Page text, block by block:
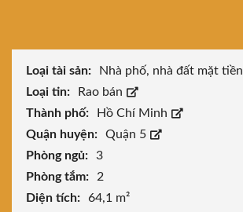
Loại tài sản:
Nhà phố, nhà đất mặt tiền
Loại tin:
Rao bán
Thành phố:
Hồ Chí Minh
Quận huyện:
Quận 5
Phòng ngủ:
3
Phòng tắm:
2
Diện tích:
64,1 m²